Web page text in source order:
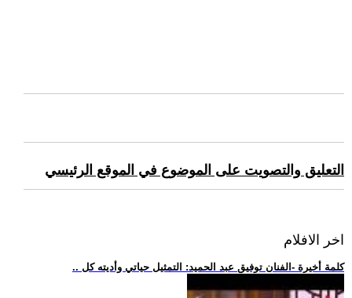
التعليق والتصويت على الموضوع في الموقع الرئيسي
اخر الافلام
.. كلمة أخيرة -الفنان توفيق عبد الحميد: التمثيل حياتي وأديته كل